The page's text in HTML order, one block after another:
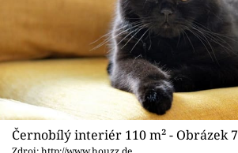
Černobílý interiér 110 m² - Obrázek 7